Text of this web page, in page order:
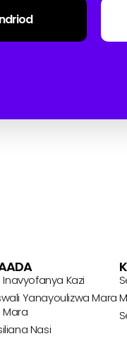
Inavyofanya Kazi
Yanayoulizwa Mara
Mara
Nasi